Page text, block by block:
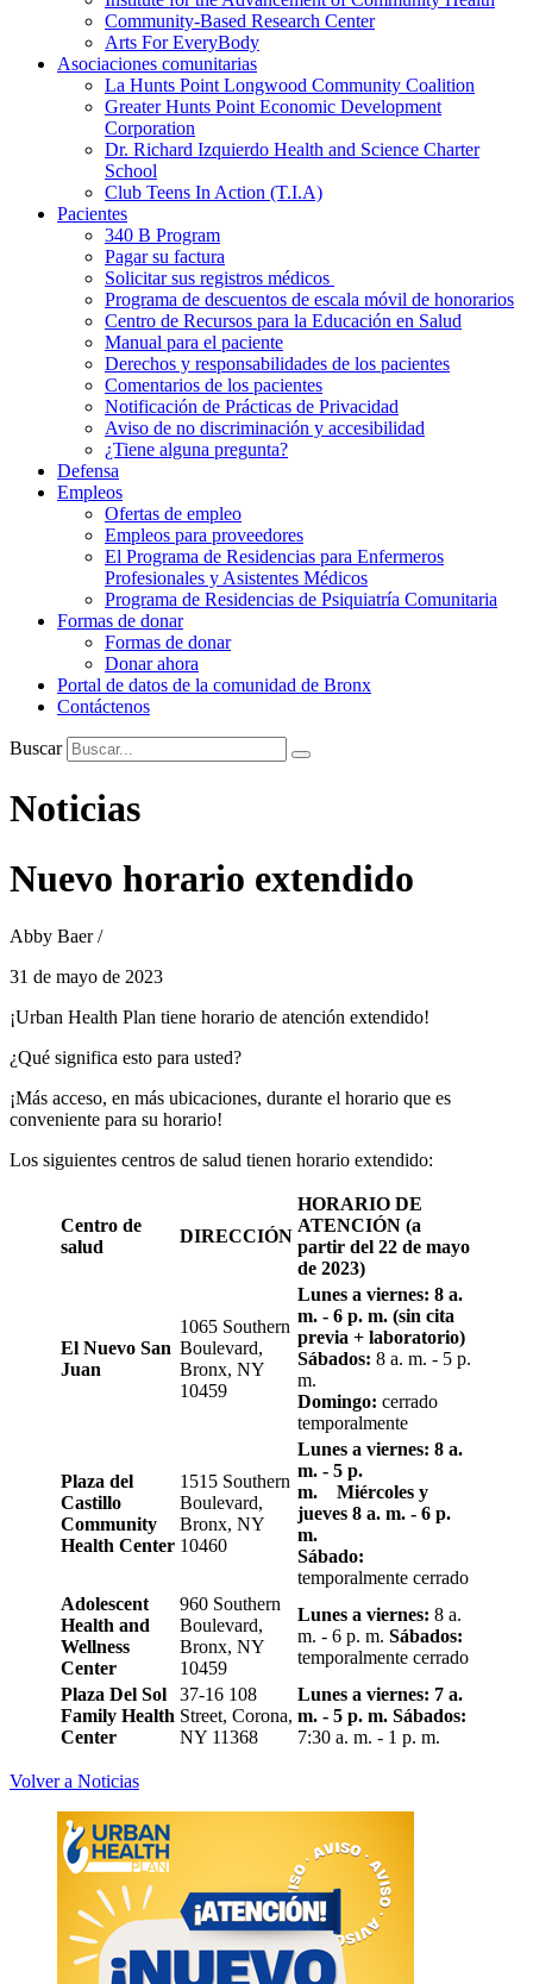
Community-Based Research Center
Arts For EveryBody
Asociaciones comunitarias
La Hunts Point Longwood Community Coalition
Greater Hunts Point Economic Development
Corporation
Dr. Richard Izquierdo Health and Science Charter
School
Club Teens In Action (T.I.A)
Pacientes
340 B Program
Pagar su factura
Solicitar sus registros médicos
Programa de descuentos de escala móvil de honorarios
Centro de Recursos para la Educación en Salud
Manual para el paciente
Derechos y responsabilidades de los pacientes
Comentarios de los pacientes
Notificación de Prácticas de Privacidad
Aviso de no discriminación y accesibilidad
¿Tiene alguna pregunta?
Defensa
Empleos
Ofertas de empleo
Empleos para proveedores
El Programa de Residencias para Enfermeros
Profesionales y Asistentes Médicos
Programa de Residencias de Psiquiatría Comunitaria
Formas de donar
Formas de donar
Donar ahora
Portal de datos de la comunidad de Bronx
Contáctenos
Buscar
Noticias
Nuevo horario extendido
Abby Baer /
31 de mayo de 2023
¡Urban Health Plan tiene horario de atención extendido!
¿Qué significa esto para usted?
¡Más acceso, en más ubicaciones, durante el horario que es
conveniente para su horario!
Los siguientes centros de salud tienen horario extendido:
Centro de
salud
DIRECCIÓN
HORARIO DE
ATENCIÓN (a
partir del 22 de mayo
de 2023)
El Nuevo San
Juan
1065 Southern
Boulevard,
Bronx, NY
10459
Lunes a viernes: 8 a.
m. - 6 p. m. (sin cita
previa + laboratorio)
Sábados: 8 a. m. - 5 p.
m.
Domingo: cerrado
temporalmente
Plaza del
Castillo
Community
Health Center
1515 Southern
Boulevard,
Bronx, NY
10460
Lunes a viernes: 8 a.
m. - 5 p.
m.
Miércoles y
jueves 8 a. m. - 6 p.
m.
Sábado:
temporalmente cerrado
Adolescent
Health and
Wellness
Center
960 Southern
Boulevard,
Bronx, NY
10459
Lunes a viernes: 8 a.
m. - 6 p. m. Sábados:
temporalmente cerrado
Plaza Del Sol
Family Health
Center
37-16 108
Street, Corona,
NY 11368
Lunes a viernes: 7 a.
m. - 5 p. m. Sábados:
7:30 a. m. - 1 p. m.
Volver a Noticias